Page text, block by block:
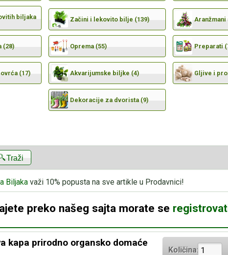
biljaka
Začini i lekovito bilje (139) Aranžmani
(28) Oprema (55) Preparati
(17) Akvarijumske biljke (4) Gljive i
Dekoracije za dvorista (9)
Traži
Biljaka važi 10% popusta na sve artikle u Prodavnici!
preko našeg sajta morate se
kapa prirodno organsko domaće
Količina: